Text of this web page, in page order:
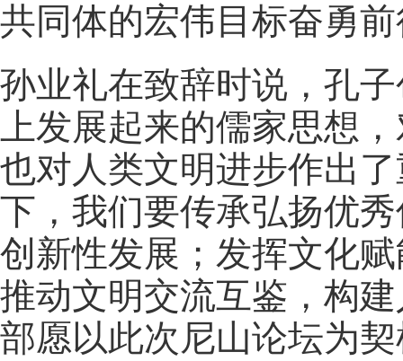
共同体的宏伟目标奋勇
孙业礼在致辞时说，孔
上发展起来的儒家思想
也对人类文明进步作出
下，我们要传承弘扬优
创新性发展；发挥文化
推动文明交流互鉴，构
部愿以此次尼山论坛为